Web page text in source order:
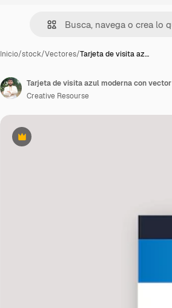
Inicio/stock/Vectores/Tarjeta de visita az…
Premium
Tarjeta de visita azul moderna con vector
Creative Resourse